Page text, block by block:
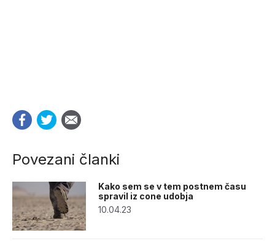
Povezani članki
Kako sem se v tem postnem času
spravil iz cone udobja
10.04.23